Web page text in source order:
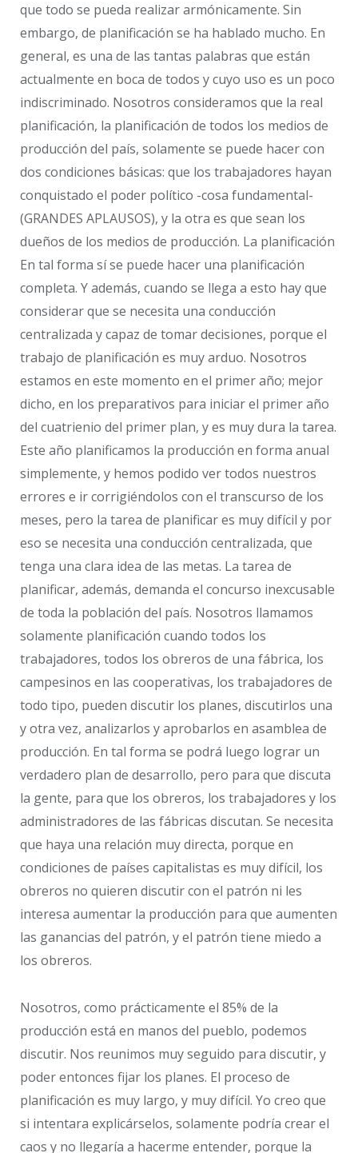
que todo se pueda realizar armónicamente. Sin
embargo, de planificación se ha hablado mucho. En
general, es una de las tantas palabras que están
actualmente en boca de todos y cuyo uso es un poco
indiscriminado. Nosotros consideramos que la real
planificación, la planificación de todos los medios de
producción del país, solamente se puede hacer con
dos condiciones básicas: que los trabajadores hayan
conquistado el poder político -cosa fundamental-
(GRANDES APLAUSOS), y la otra es que sean los
dueños de los medios de producción. La planificación
En tal forma sí se puede hacer una planificación
completa. Y además, cuando se llega a esto hay que
considerar que se necesita una conducción
centralizada y capaz de tomar decisiones, porque el
trabajo de planificación es muy arduo. Nosotros
estamos en este momento en el primer año; mejor
dicho, en los preparativos para iniciar el primer año
del cuatrienio del primer plan, y es muy dura la tarea.
Este año planificamos la producción en forma anual
simplemente, y hemos podido ver todos nuestros
errores e ir corrigiéndolos con el transcurso de los
meses, pero la tarea de planificar es muy difícil y por
eso se necesita una conducción centralizada, que
tenga una clara idea de las metas. La tarea de
planificar, además, demanda el concurso inexcusable
de toda la población del país. Nosotros llamamos
solamente planificación cuando todos los
trabajadores, todos los obreros de una fábrica, los
campesinos en las cooperativas, los trabajadores de
todo tipo, pueden discutir los planes, discutirlos una
y otra vez, analizarlos y aprobarlos en asamblea de
producción. En tal forma se podrá luego lograr un
verdadero plan de desarrollo, pero para que discuta
la gente, para que los obreros, los trabajadores y los
administradores de las fábricas discutan. Se necesita
que haya una relación muy directa, porque en
condiciones de países capitalistas es muy difícil, los
obreros no quieren discutir con el patrón ni les
interesa aumentar la producción para que aumenten
las ganancias del patrón, y el patrón tiene miedo a
los obreros.
Nosotros, como prácticamente el 85% de la
producción está en manos del pueblo, podemos
discutir. Nos reunimos muy seguido para discutir, y
poder entonces fijar los planes. El proceso de
planificación es muy largo, y muy difícil. Yo creo que
si intentara explicárselos, solamente podría crear el
caos y no llegaría a hacerme entender, porque la